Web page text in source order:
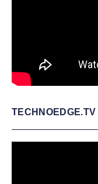
TECHNOEDGE.TV